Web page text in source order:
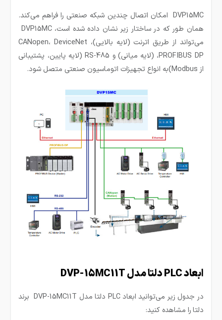
DVP15MC امکان اتصال چندین شبکه صنعتی را فراهم می‌کند.
می‌تواند از طریق اترنت (لایه بالایی)، CANopen، DeviceNet
،PROFIBUS DP (لایه میانی) و RS-485 (لایه پایین، پشتیبانی
از Modbus)به انواع تجهیزات اتوماسیون صنعتی متصل شود.
ابعاد PLC دلتا مدل DVP-15MC11T
در جدول زیر می‌توانید ابعاد PLC دلتا مدل DVP-15MC11T برند
دلتارا مشاهده کنید: